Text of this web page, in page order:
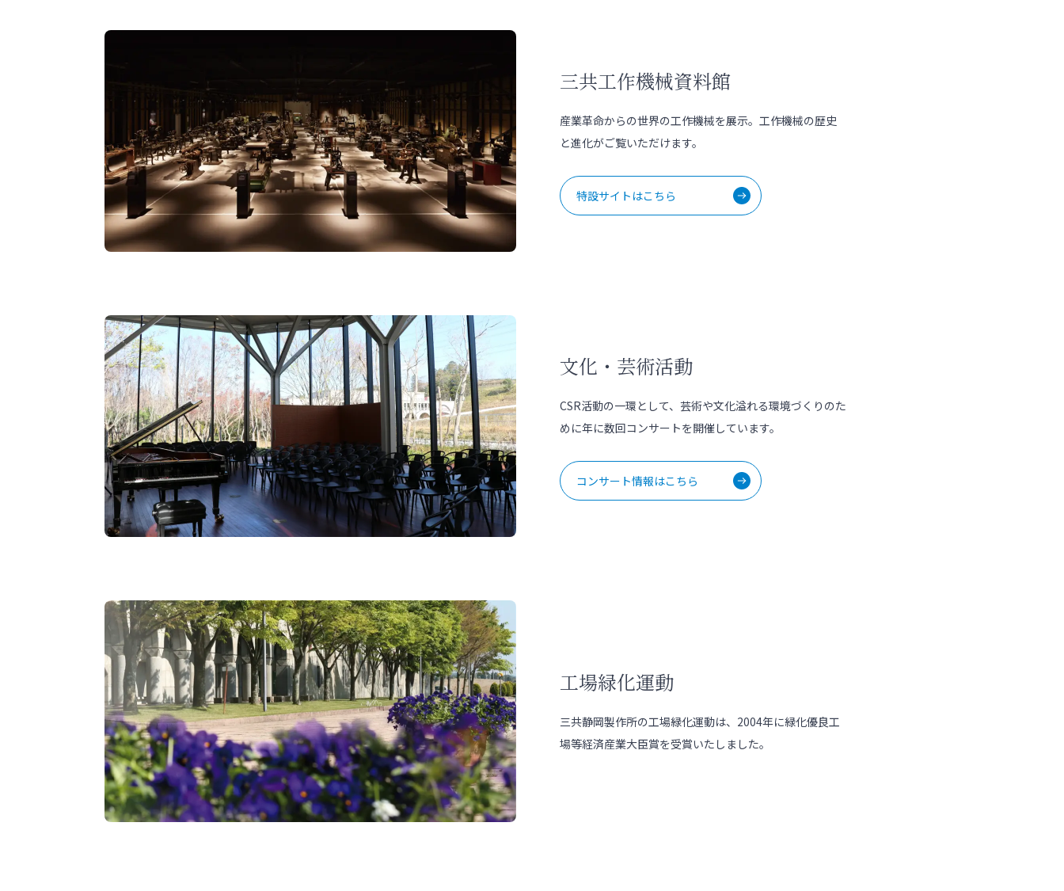
三共工作機械資料館
産業革命からの世界の工作機械を展示。工作機械の歴史
と進化がご覧いただけます。
特設サイトはこちら
文化・芸術活動
CSR活動の一環として、芸術や文化溢れる環境づくりのた
めに年に数回コンサートを開催しています。
コンサート情報はこちら
工場緑化運動
三共静岡製作所の工場緑化運動は、2004年に緑化優良工
場等経済産業大臣賞を受賞いたしました。